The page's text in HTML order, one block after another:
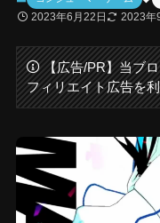
2023年6月22日 2023年
【広告/PR】当ブ
フィリエイト広告を